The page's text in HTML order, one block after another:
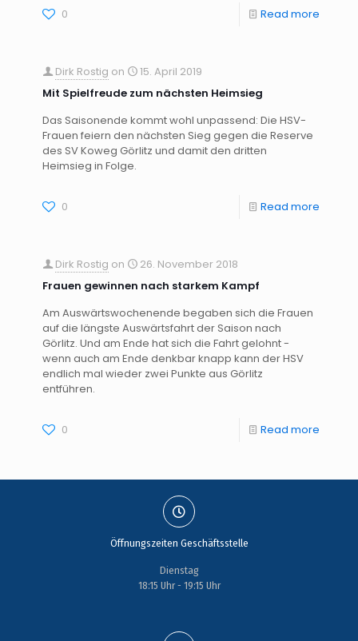
0 Read more
Dirk Rostig on
15. April 2019
Mit Spielfreude zum nächsten Heimsieg
Das Saisonende kommt wohl unpassend: Die HSV-
Frauen feiern den nächsten Sieg gegen die Reserve
des SV Koweg Görlitz und damit den dritten
Heimsieg in Folge.
0 Read more
Dirk Rostig on
26. November 2018
Frauen gewinnen nach starkem Kampf
Am Auswärtswochenende begaben sich die Frauen
auf die längste Auswärtsfahrt der Saison nach
Görlitz. Und am Ende hat sich die Fahrt gelohnt -
wenn auch am Ende denkbar knapp kann der HSV
endlich mal wieder zwei Punkte aus Görlitz
entführen.
0 Read more
Öffnungszeiten Geschäftsstelle
Dienstag
18:15 Uhr - 19:15 Uhr